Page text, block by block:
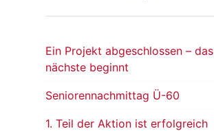
Ein Projekt abgeschlossen – das
nächste beginnt
Seniorennachmittag Ü-60
1. Teil der Aktion ist erfolgreich